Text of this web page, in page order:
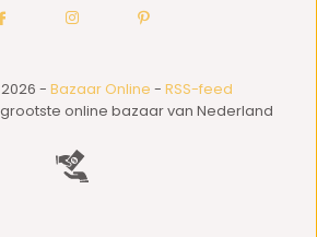
- Bazaar Online - RSS-feed
online bazaar van Nederland